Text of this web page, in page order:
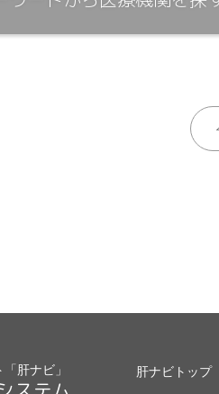
肝ナビ」 肝ナビトップ